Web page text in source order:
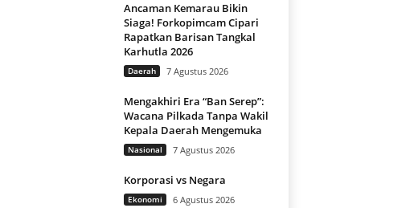
Ancaman Kemarau Bikin
Siaga! Forkopimcam Cipari
Rapatkan Barisan Tangkal
Karhutla 2026
Daerah 7 Agustus 2026
Mengakhiri Era “Ban Serep”:
Wacana Pilkada Tanpa Wakil
Kepala Daerah Mengemuka
Nasional 7 Agustus 2026
Korporasi vs Negara
Ekonomi 6 Agustus 2026